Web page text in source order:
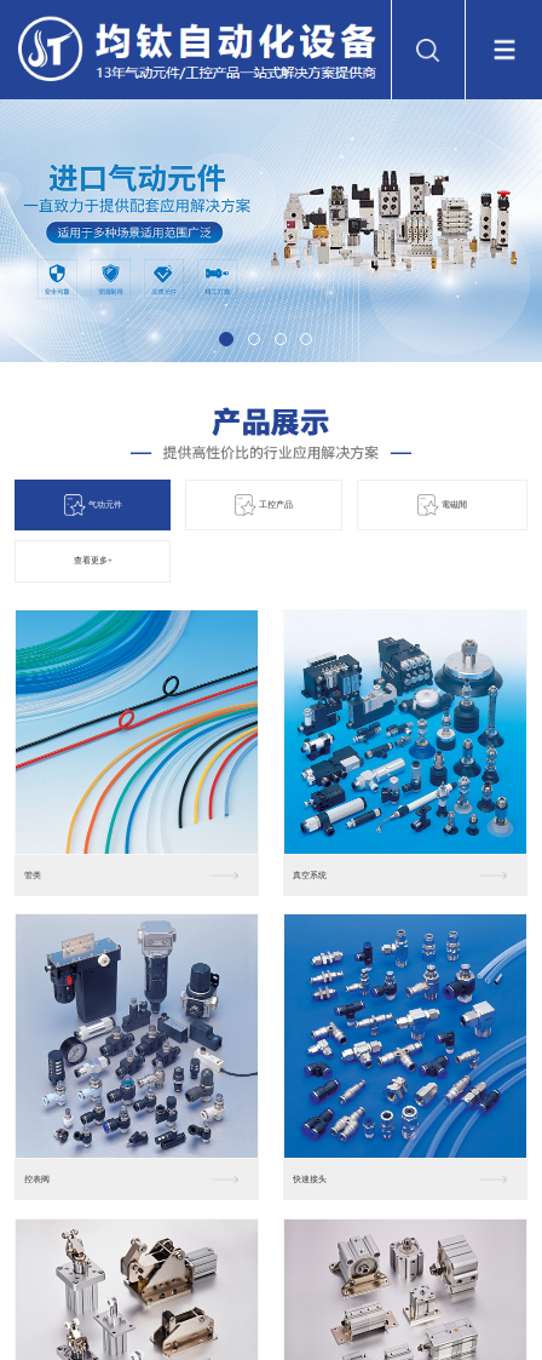
气动元件 工控产品 電磁閞
查看更多+
进口松下PLC2 进口松下PLC
东莞松下PLC 松下人机界面GT07